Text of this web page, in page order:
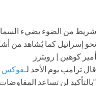
شريط من الضوء يضيء
نحو إسرائيل كما يُشاهد من أشكلون،
أمير كوهين | رويترز
قال ترامب يوم الأحد لـ فوكس
“بالتأكيد لن تساعد